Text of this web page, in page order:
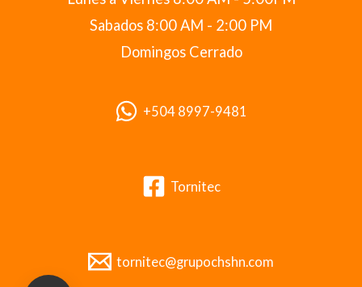
Sabados 8:00 AM - 2:00 PM
Domingos Cerrado
+504 8997-9481
Tornitec
tornitec@grupochshn.com